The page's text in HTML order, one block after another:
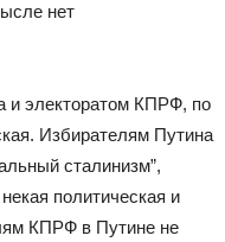
нет
и электоратом КПРФ, по
Избирателям Путина
сталинизм”,
политическая и
КПРФ в Путине не